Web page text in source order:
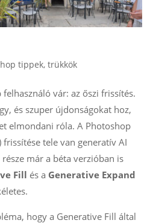
tippek, trükkök
vár: az őszi frissítés.
és szuper újdonságokat hoz,
elmondani róla. A Photoshop
tele van generatív AI
már a béta verzióban is
Fill és a Generative Expand
hogy a Generative Fill által